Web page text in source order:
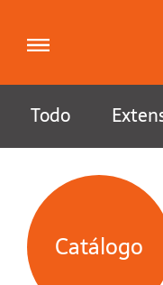
Todo
Catálogo